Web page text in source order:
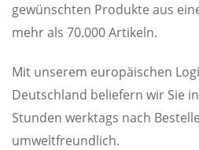
gewünschten Produkte aus
mehr als 70.000 Artikeln.
Mit unserem europäischen
Deutschland beliefern wir Sie
Stunden werktags nach
umweltfreundlich.